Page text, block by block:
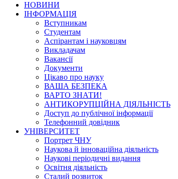
НОВИНИ
ІНФОРМАЦІЯ
Вступникам
Студентам
Аспірантам і науковцям
Викладачам
Вакансії
Документи
Цікаво про науку
ВАША БЕЗПЕКА
ВАРТО ЗНАТИ!
АНТИКОРУПЦІЙНА ДІЯЛЬНІСТЬ
Доступ до публічної інформації
Телефонний довідник
УНІВЕРСИТЕТ
Портрет ЧНУ
Наукова й інноваційна діяльність
Наукові періодичні видання
Освітня діяльність
Сталий розвиток